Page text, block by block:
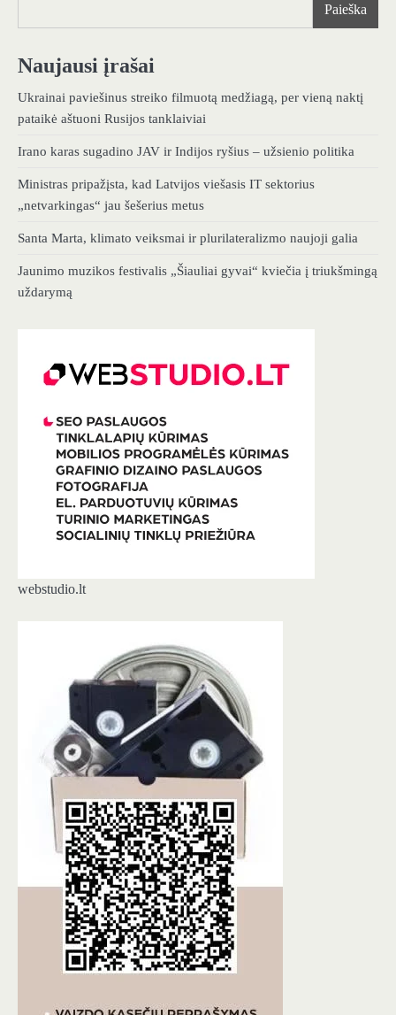
Paieška
Naujausi įrašai
Ukrainai paviešinus streiko filmuotą medžiagą, per vieną naktį
pataikė aštuoni Rusijos tanklaiviai
Irano karas sugadino JAV ir Indijos ryšius – užsienio politika
Ministras pripažįsta, kad Latvijos viešasis IT sektorius
„netvarkingas“ jau šešerius metus
Santa Marta, klimato veiksmai ir plurilateralizmo naujoji galia
Jaunimo muzikos festivalis „Šiauliai gyvai“ kviečia į triukšmingą
uždarymą
webstudio.lt